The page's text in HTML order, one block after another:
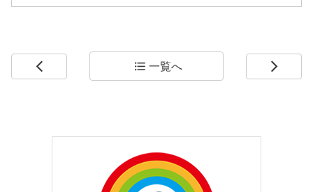
arrow_back_ios format_list_bulleted 一覧へ arrow_forward_ios